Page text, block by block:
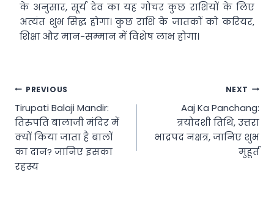
के अनुसार, सूर्य देव का यह गोचर कुछ राशियों के लिए
अत्यंत शुभ सिद्ध होगा। कुछ राशि के जातकों को करियर,
शिक्षा और मान-सम्मान में विशेष लाभ होगा।
Post
navigation
PREVIOUS
Tirupati Balaji Mandir:
तिरुपति बालाजी मंदिर में
क्यों किया जाता है बालों
का दान? जानिए इसका
रहस्य
NEXT
Aaj Ka Panchang:
त्रयोदशी तिथि, उत्तरा
भाद्रपद नक्षत्र, जानिए शुभ
मुहूर्त